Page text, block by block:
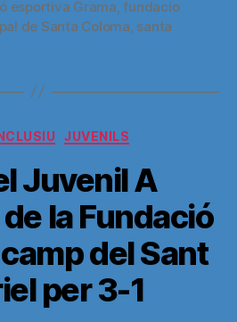
esportiva Grama fundacio
de Santa Coloma santa
Categorías
JUVENILS
Juvenil A
la Fundació
del Sant
per 3-1